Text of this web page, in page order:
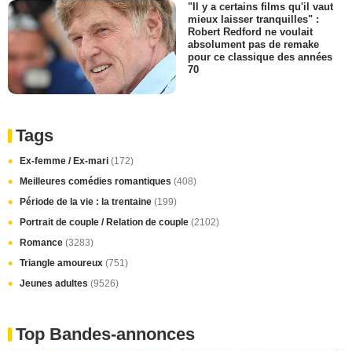
"Il y a certains films qu'il vaut
mieux laisser tranquilles" :
Robert Redford ne voulait
absolument pas de remake
pour ce classique des années
70
Tags
Ex-femme / Ex-mari (172)
Meilleures comédies romantiques (408)
Période de la vie : la trentaine (199)
Portrait de couple / Relation de couple (2102)
Romance (3283)
Triangle amoureux (751)
Jeunes adultes (9526)
Top Bandes-annonces